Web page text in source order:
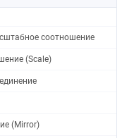
соотношение
(Scale)
(Mirror)